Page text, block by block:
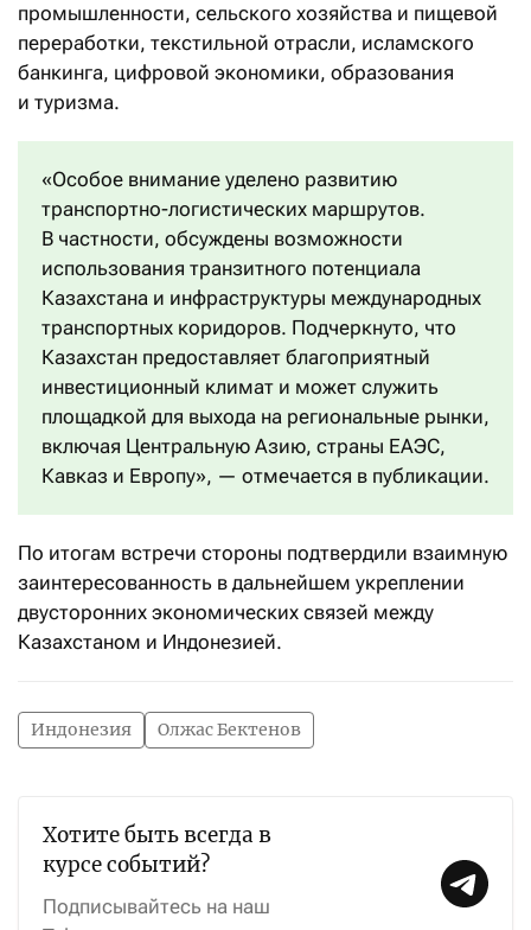
промышленности, сельского хозяйства и пищевой
переработки, текстильной отрасли, исламского
банкинга, цифровой экономики, образования
и туризма.
«Особое внимание уделено развитию
транспортно-логистических маршрутов.
В частности, обсуждены возможности
использования транзитного потенциала
Казахстана и инфраструктуры международных
транспортных коридоров. Подчеркнуто, что
Казахстан предоставляет благоприятный
инвестиционный климат и может служить
площадкой для выхода на региональные рынки,
включая Центральную Азию, страны ЕАЭС,
Кавказ и Европу», — отмечается в публикации.
По итогам встречи стороны подтвердили взаимную
заинтересованность в дальнейшем укреплении
двусторонних экономических связей между
Казахстаном и Индонезией.
Индонезия Олжас Бектенов
Хотите быть всегда в
курсе событий?
Подписывайтесь на наш